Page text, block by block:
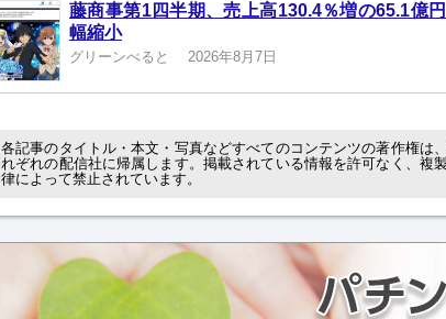
藤商事第1四半期、売上高130.4％増の65.1億
幅縮小
グリーンべると 2026年8月7日
各記事のタイトル・本文・写真などすべてのコンテンツの著作権は
れぞれの配信社に帰属します。掲載されている情報を許可なく、複
律によって禁止されています。